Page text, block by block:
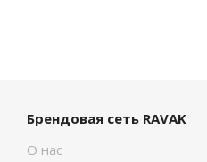
Брендовая сеть RAVAK
О нас